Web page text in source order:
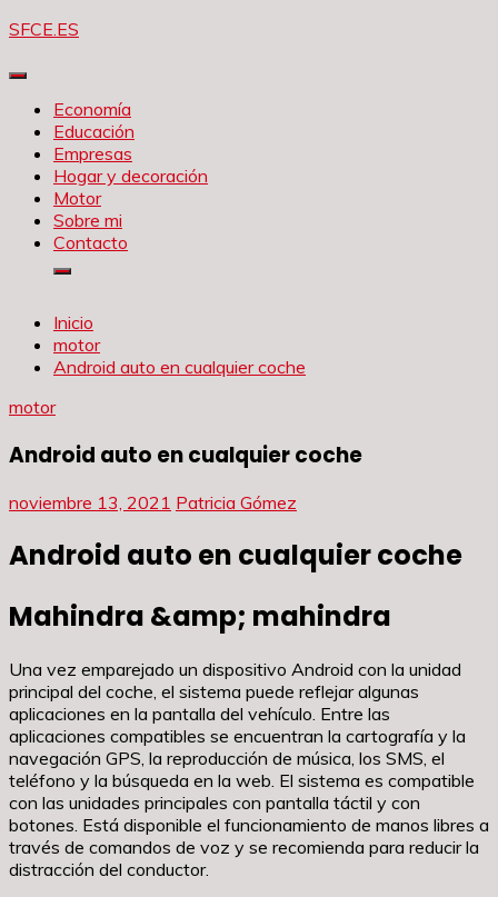
Saltar
contenido
SFCE.ES
Economía
Educación
Empresas
Hogar y decoración
Motor
Sobre mi
Contacto
Inicio
motor
Android auto en cualquier coche
motor
Android auto en cualquier coche
noviembre 13, 2021 Patricia Gómez
Android auto en cualquier coche
Mahindra &amp; mahindra
Una vez emparejado un dispositivo Android con la unidad
principal del coche, el sistema puede reflejar algunas
aplicaciones en la pantalla del vehículo. Entre las
aplicaciones compatibles se encuentran la cartografía y la
navegación GPS, la reproducción de música, los SMS, el
teléfono y la búsqueda en la web. El sistema es compatible
con las unidades principales con pantalla táctil y con
botones. Está disponible el funcionamiento de manos libres a
través de comandos de voz y se recomienda para reducir la
distracción del conductor.